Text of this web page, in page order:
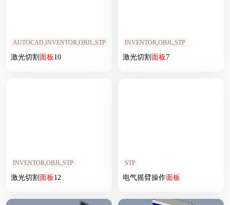
AUTOCAD,INVENTOR,OBJL,STP
激光切割面板10
INVENTOR,OBJL,STP
激光切割面板7
INVENTOR,OBJL,STP
激光切割面板12
STP
电气摇臂操作面板